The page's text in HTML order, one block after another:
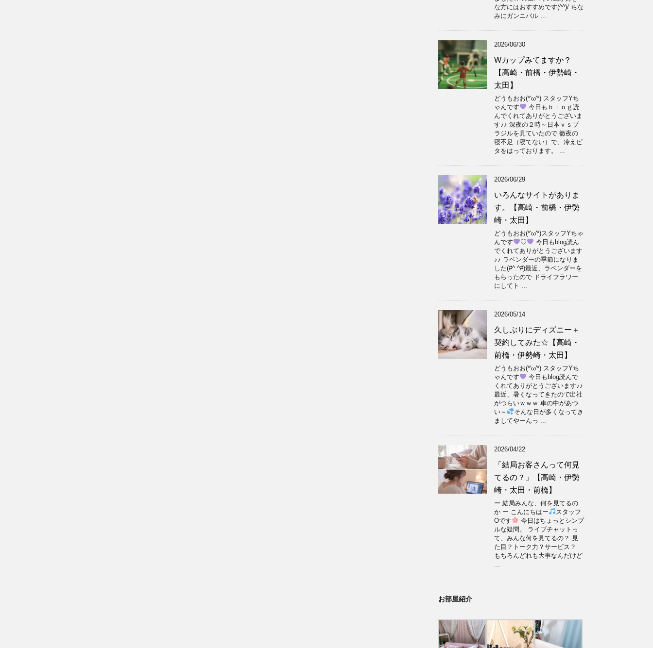
な方にはおすすめです(^^)/ ちな
みにガンニバル ...
2026/06/30
Wカップみてますか？
【高崎・前橋・伊勢崎・
太田】
どうもおお(*'ω'*) スタッフYち
ゃんです
今日もｂｌｏｇ読
んでくれてありがとうございま
す♪♪ 深夜の２時～日本ｖｓブ
ラジルを見ていたので 徹夜の
寝不足（寝てない）で、冷えピ
タをはっております。 ...
2026/06/29
いろんなサイトがありま
す。【高崎・前橋・伊勢
崎・太田】
どうもおお(*'ω'*)スタッフYちゃ
んです
♡
今日もblog読ん
でくれてありがとうございます
♪♪ ラベンダーの季節になりま
した(#^.^#)最近、ラベンダーを
もらったので ドライフラワー
にしてト ...
2026/05/14
久しぶりにディズニー＋
契約してみた☆【高崎・
前橋・伊勢崎・太田】
どうもおお(*'ω'*) スタッフYち
ゃんです
今日もblog読んで
くれてありがとうございます♪♪
最近、暑くなってきたので出社
がつらいｗｗｗ 車の中があつ
い～
そんな日が多くなってき
ましてやーんっ ...
2026/04/22
「結局お客さんって何見
てるの？」【高崎・伊勢
崎・太田・前橋】
ー 結局みんな、何を見てるの
か ー こんにちはー
スタッフ
Oです
今日はちょっとシンプ
ルな疑問。 ライブチャットっ
て、みんな何を見てるの？ 見
た目？トーク力？サービス？
もちろんどれも大事なんだけど
...
お部屋紹介